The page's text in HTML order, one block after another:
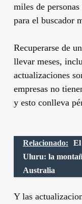
miles de
para el buscador
Recuperarse de
llevar meses,
actualizaciones
empresas no
y esto conlleva
Relacionado:
El
Uluru: la
Australia
Y las